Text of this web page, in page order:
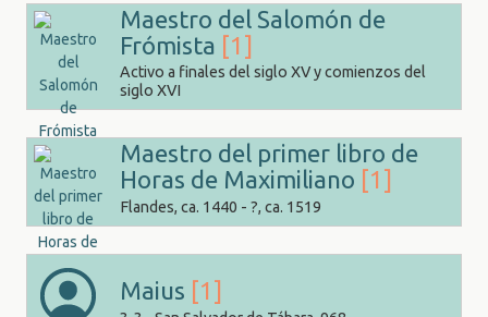
Maestro del Salomón de
Frómista [1]
Activo a finales del siglo XV y comienzos del
siglo XVI
Maestro del primer libro de
Horas de Maximiliano [1]
Flandes, ca. 1440 - ?, ca. 1519
Maius [1]